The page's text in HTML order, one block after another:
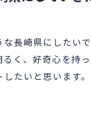
長崎県にしたい
く、好奇心を持
たいと思います。